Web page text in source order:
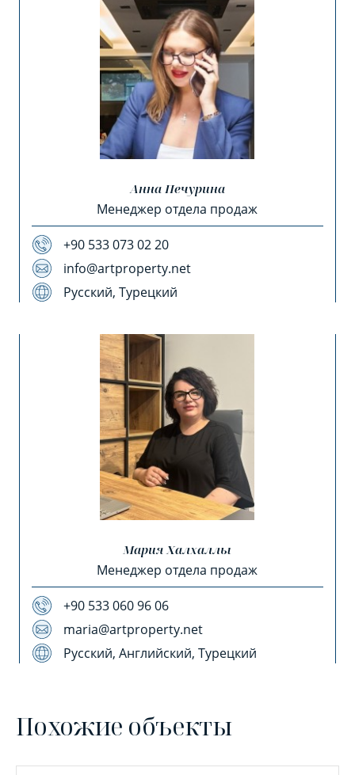
Анна Печурина
Менеджер отдела продаж
+90 533 073 02 20
info@artproperty.net
Русский, Турецкий
Мария Халхаллы
Менеджер отдела продаж
+90 533 060 96 06
maria@artproperty.net
Русский, Английский, Турецкий
Похожие объекты